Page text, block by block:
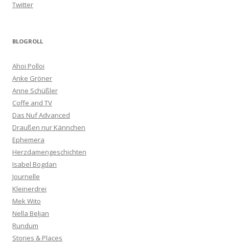
Twitter
BLOGROLL
Ahoi Polloi
Anke Gröner
Anne Schüßler
Coffe and TV
Das Nuf Advanced
Draußen nur Kännchen
Ephemera
Herzdamengeschichten
Isabel Bogdan
Journelle
Kleinerdrei
Mek Wito
Nella Beljan
Rundum
Stories & Places